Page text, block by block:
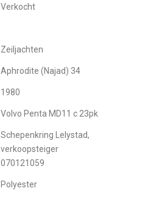
Verkocht
Zeiljachten
Aphrodite (Najad) 34
1980
Volvo Penta MD11 c 23pk
Schepenkring Lelystad,
verkoopsteiger
070121059
Polyester